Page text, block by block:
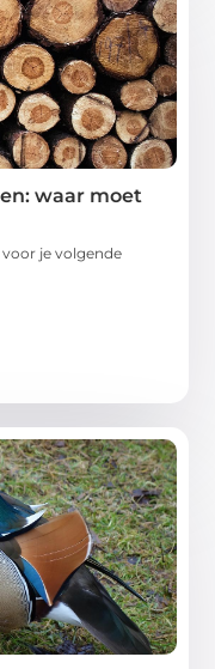
waar moet
je volgende